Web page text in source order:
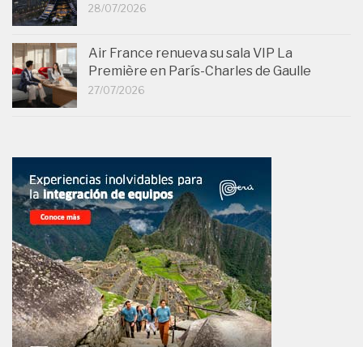
28/07/2026
Air France renueva su sala VIP La
Première en París-Charles de Gaulle
27/07/2026